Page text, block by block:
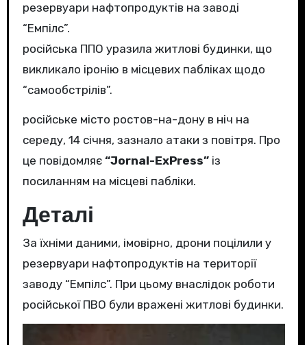
резервуари нафтопродуктів на заводі
“Емпілс”.
російська ППО уразила житлові будинки, що
викликало іронію в місцевих пабліках щодо
“самообстрілів”.
російське місто ростов-на-дону в ніч на
середу, 14 січня, зазнало атаки з повітря. Про
це повідомляє “Jornal-ExPress” із
посиланням на місцеві пабліки.
Деталі
За їхніми даними, імовірно, дрони поцілили у
резервуари нафтопродуктів на території
заводу “Емпілс”. При цьому внаслідок роботи
російської ПВО були вражені житлові будинки.